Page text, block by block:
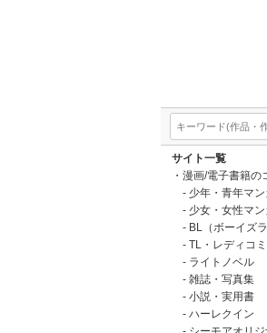
サイト一覧
漫画/電子書籍の
少年・青年マ
少女・女性マ
BL（ボーイズラ
TL・レディコミ
ライトノベル
雑誌・写真集
小説・実用書
ハーレクイン